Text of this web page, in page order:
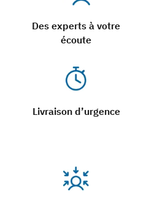
Des experts à votre
écoute
Livraison d’urgence